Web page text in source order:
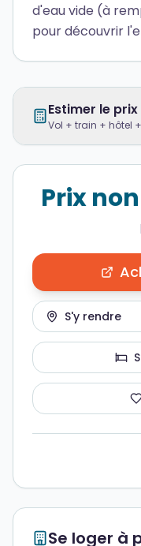
d'eau vide (à
pour découvrir
Estimer le
Vol + train + hôtel
Prix
S'y rendre
Se loger à